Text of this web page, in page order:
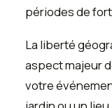
périodes de
La liberté
aspect majeur
votre